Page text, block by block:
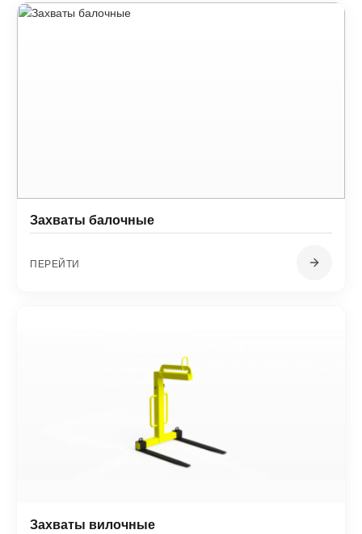
Захваты балочные
ПЕРЕЙТИ
Захваты вилочные